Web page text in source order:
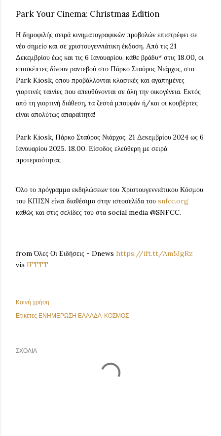
Park Your Cinema: Christmas Edition
Η δημοφιλής σειρά κινηματογραφικών προβολών επιστρέφει σε
νέο σημείο και σε χριστουγεννιάτικη έκδοση. Από τις 21
Δεκεμβρίου έως και τις 6 Ιανουαρίου, κάθε βράδυ* στις 18.00, οι
επισκέπτες δίνουν ραντεβού στο Πάρκο Σταύρος Νιάρχος, στο
Park Kiosk, όπου προβάλλονται κλασικές και αγαπημένες
γιορτινές ταινίες που απευθύνονται σε όλη την οικογένεια. Εκτός
από τη γιορτινή διάθεση, τα ζεστά μπουφάν ή/και οι κουβέρτες
είναι απολύτως απαραίτητα!
Park Kiosk, Πάρκο Σταύρος Νιάρχος. 21 Δεκεμβρίου 2024 ως 6
Ιανουαρίου 2025. 18.00. Είσοδος ελεύθερη με σειρά
προτεραιότητας
Όλο το πρόγραμμα εκδηλώσεων του Χριστουγεννιάτικου Κόσμου
του ΚΠΙΣΝ είναι διαθέσιμο στην ιστοσελίδα του snfcc.org
καθώς και στις σελίδες του στα social media @SNFCC.
from Όλες Οι Ειδήσεις - Dnews https://ift.tt/Am5JgRz
via IFTTT
Κοινή χρήση
Ετικέτες ΕΝΗΜΕΡΩΣΗ ΕΛΛΑΔΑ-ΚΟΣΜΟΣ
ΣΧΌΛΙΑ